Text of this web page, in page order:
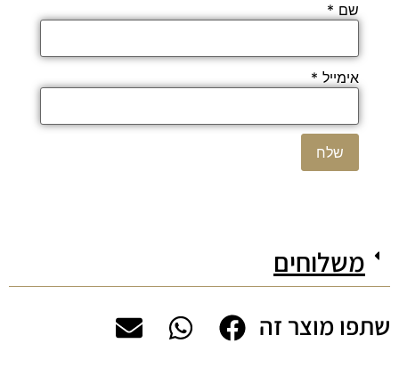
שם *
אימייל *
משלוחים
שתפו מוצר זה